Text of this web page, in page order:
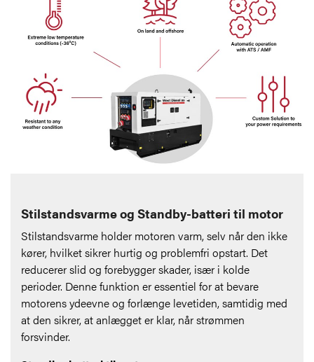
Stilstandsvarme og Standby-batteri til motor
Stilstandsvarme holder motoren varm, selv når den ikke
kører, hvilket sikrer hurtig og problemfri opstart. Det
reducerer slid og forebygger skader, især i kolde
perioder. Denne funktion er essentiel for at bevare
motorens ydeevne og forlænge levetiden, samtidig med
at den sikrer, at anlægget er klar, når strømmen
forsvinder.